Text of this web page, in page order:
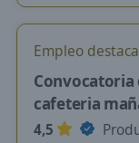
Empleo
Convocatoria
cafeteria
4,5